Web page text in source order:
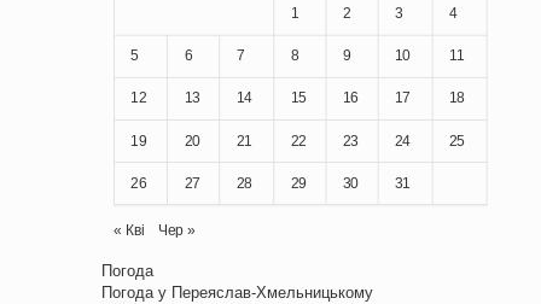
1 2 3 4
5 6 7 8 9 10 11
12 13 14 15 16 17 18
19 20 21 22 23 24 25
26 27 28 29 30 31
« Кві Чер »
Погода
Погода у Переяслав-Хмельницькому